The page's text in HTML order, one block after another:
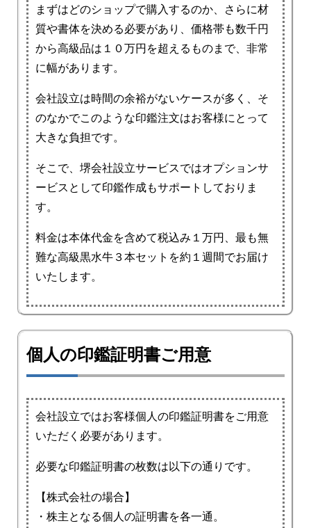
まずはどのショップで購入するのか、さらに材
質や書体を決める必要があり、価格帯も数千円
から高級品は１０万円を超えるものまで、非常
に幅があります。
会社設立は時間の余裕がないケースが多く、そ
のなかでこのような印鑑注文はお客様にとって
大きな負担です。
そこで、堺会社設立サービスではオプションサ
ービスとして印鑑作成もサポートしておりま
す。
料金は本体代金を含めて税込み１万円、最も無
難な高級黒水牛３本セットを約１週間でお届け
いたします。
個人の印鑑証明書ご用意
会社設立ではお客様個人の印鑑証明書をご用意
いただく必要があります。
必要な印鑑証明書の枚数は以下の通りです。
【株式会社の場合】
・株主となる個人の証明書を各一通。